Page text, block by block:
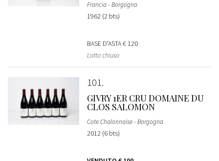
Francia - Borgogna
1962 (2 bts)
BASE D'ASTA€ 120
Lotto chiuso
101
GIVRY 1ER CRU DOMAINE DU
CLOS SALOMON
Cote Chalonnaise - Borgogna
2012 (6 bts)